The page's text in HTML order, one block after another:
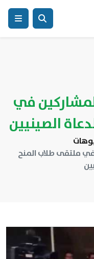
في
الصينيين
ملتقى طلاب المنح